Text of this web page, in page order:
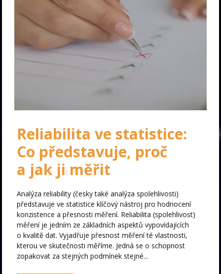
Reliabilita ve statistice:
Co představuje, proč
a jak ji měřit
Analýza reliability (česky také analýza spolehlivosti)
představuje ve statistice klíčový nástroj pro hodnocení
konzistence a přesnosti měření. Reliabilita (spolehlivost)
měření je jedním ze základních aspektů vypovídajících
o kvalitě dat. Vyjadřuje přesnost měření té vlastnosti,
kterou ve skutečnosti měříme. Jedná se o schopnost
zopakovat za stejných podmínek stejné...